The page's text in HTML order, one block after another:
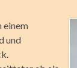
einem
und